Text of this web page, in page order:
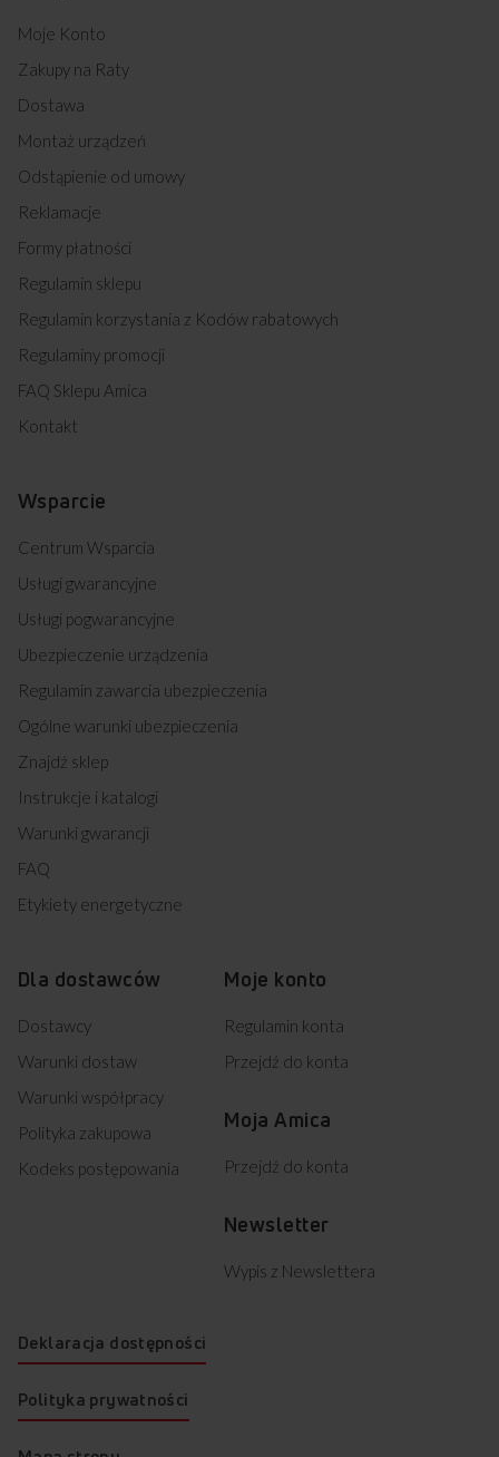
Moje Konto
Zakupy na Raty
Dostawa
Montaż urządzeń
Odstąpienie od umowy
Reklamacje
Formy płatności
Regulamin sklepu
Regulamin korzystania z Kodów rabatowych
Regulaminy promocji
FAQ Sklepu Amica
Kontakt
Wsparcie
Centrum Wsparcia
Usługi gwarancyjne
Usługi pogwarancyjne
Ubezpieczenie urządzenia
Regulamin zawarcia ubezpieczenia
Ogólne warunki ubezpieczenia
Znajdź sklep
Instrukcje i katalogi
Warunki gwarancji
FAQ
Etykiety energetyczne
Dla dostawców
Dostawcy
Warunki dostaw
Warunki współpracy
Polityka zakupowa
Kodeks postępowania
Moje konto
Regulamin konta
Przejdź do konta
Moja Amica
Przejdź do konta
Newsletter
Wypis z Newslettera
Deklaracja dostępności
Polityka prywatności